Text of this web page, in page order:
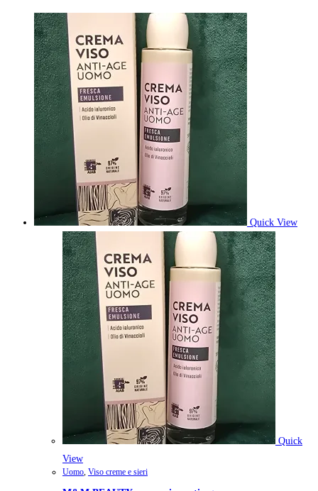
Quick View
Quick
View
Uomo, Viso creme e sieri